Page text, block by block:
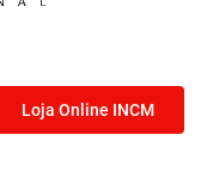
Loja Online INCM